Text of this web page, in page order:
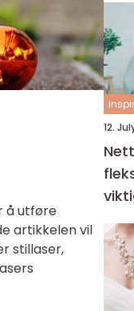
å utføre
artikkelen vil
stillaser,
12.